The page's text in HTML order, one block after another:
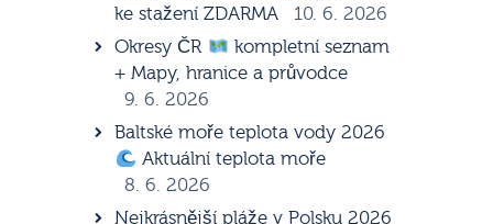
ke stažení ZDARMA
10. 6. 2026
Okresy ČR
kompletní seznam
+ Mapy, hranice a průvodce
9. 6. 2026
Baltské moře teplota vody 2026
Aktuální teplota moře
8. 6. 2026
Nejkrásnější pláže v Polsku 2026